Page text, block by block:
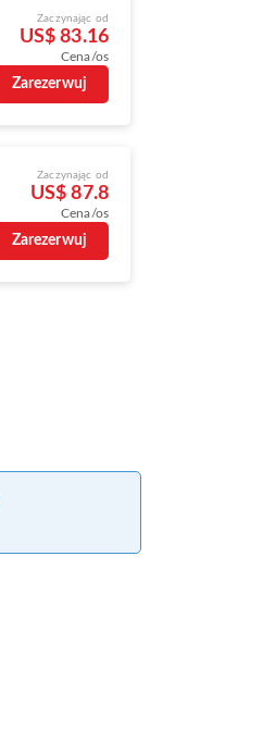
Zaczynając od
US$ 83.16
Cena/os
Zarezerwuj
Zaczynając od
US$ 87.8
Cena/os
Zarezerwuj